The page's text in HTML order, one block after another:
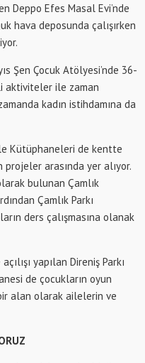
Deppo Efes Masal Evi’nde
hava deposunda çalışırken
Şen Çocuk Atölyesi’nde 36-
aktiviteler ile zaman
kadın istihdamına da
Kütüphaneleri de kentte
arasında yer alıyor.
bulunan Çamlık
Çamlık Parkı
ders çalışmasına olanak
yapılan Direniş Parkı
de çocukların oyun
alan olarak ailelerin ve